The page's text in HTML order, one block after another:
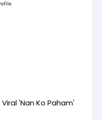
Viral 'Nan Ko Paham'